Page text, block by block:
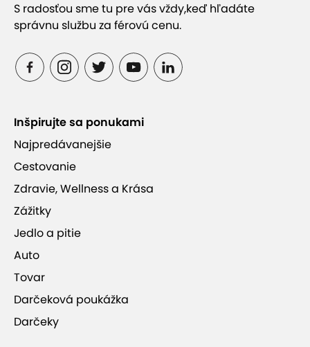
S radosťou sme tu pre vás vždy,keď hľadáte
správnu službu za férovú cenu.
Inšpirujte sa ponukami
Najpredávanejšie
Cestovanie
Zdravie, Wellness a Krása
Zážitky
Jedlo a pitie
Auto
Tovar
Darčeková poukážka
Darčeky